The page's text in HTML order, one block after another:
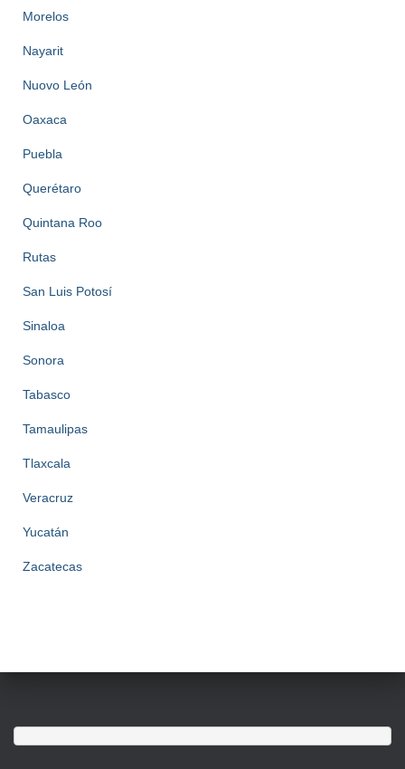
Morelos
Nayarit
Nuovo León
Oaxaca
Puebla
Querétaro
Quintana Roo
Rutas
San Luis Potosí
Sinaloa
Sonora
Tabasco
Tamaulipas
Tlaxcala
Veracruz
Yucatán
Zacatecas